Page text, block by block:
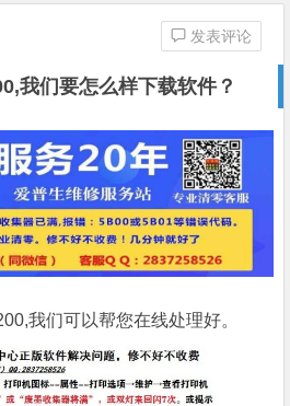
我们要怎么样下载软件？
发表评论
我们可以帮您在线处理好。